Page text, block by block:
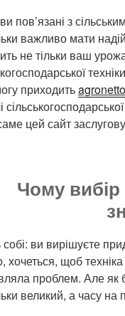
пов’язані з
важливо мати
не тільки ваш
приходить
цей сайт
Чому
собі: ви вирішуєте
хочеться, щоб
проблем. Але як
великий, а часу